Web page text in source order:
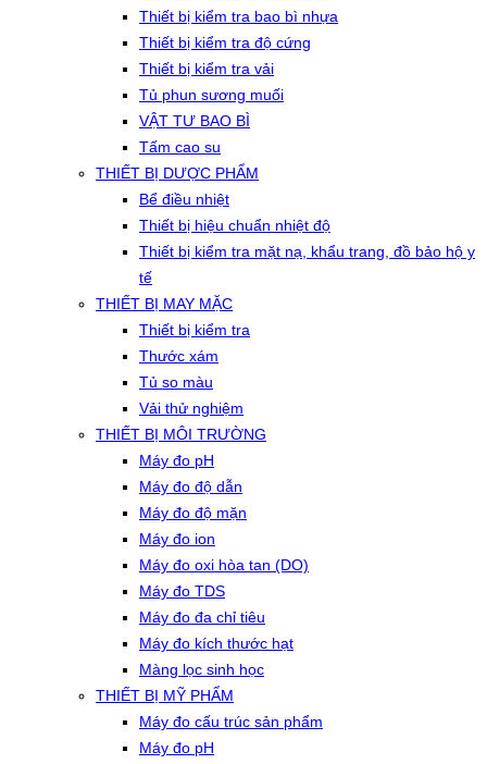
Thiết bị kiểm tra bao bì nhựa
Thiết bị kiểm tra độ cứng
Thiết bị kiểm tra vải
Tủ phun sương muối
VẬT TƯ BAO BÌ
Tấm cao su
THIẾT BỊ DƯỢC PHẨM
Bể điều nhiệt
Thiết bị hiệu chuẩn nhiệt độ
Thiết bị kiểm tra mặt nạ, khẩu trang, đồ bảo hộ y
tế
THIẾT BỊ MAY MẶC
Thiết bị kiểm tra
Thước xám
Tủ so màu
Vải thử nghiệm
THIẾT BỊ MÔI TRƯỜNG
Máy đo pH
Máy đo độ dẫn
Máy đo độ mặn
Máy đo ion
Máy đo oxi hòa tan (DO)
Máy đo TDS
Máy đo đa chỉ tiêu
Máy đo kích thước hạt
Màng lọc sinh học
THIẾT BỊ MỸ PHẨM
Máy đo cấu trúc sản phẩm
Máy đo pH